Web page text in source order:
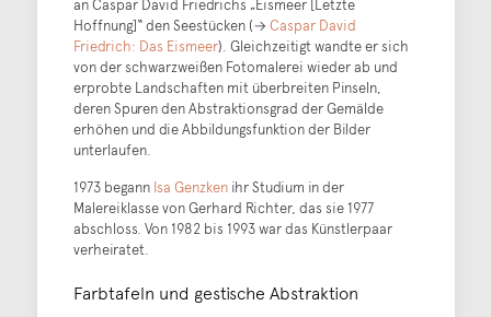
an Caspar David Friedrichs „Eismeer [Letzte
Hoffnung]“ den Seestücken (→ Caspar David
Friedrich: Das Eismeer). Gleichzeitigt wandte er sich
von der schwarzweißen Fotomalerei wieder ab und
erprobte Landschaften mit überbreiten Pinseln,
deren Spuren den Abstraktionsgrad der Gemälde
erhöhen und die Abbildungsfunktion der Bilder
unterlaufen.
1973 begann Isa Genzkenihr Studium in der
Malereiklasse von Gerhard Richter, das sie 1977
abschloss. Von 1982 bis 1993 war das Künstlerpaar
verheiratet.
Farbtafeln und gestische Abstraktion